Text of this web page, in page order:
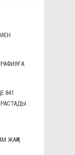
841
РАСТАДЫ.
ЖАҢА